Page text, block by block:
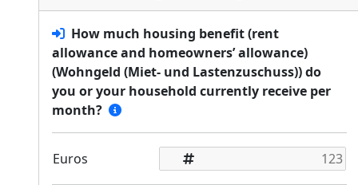
How much housing benefit (rent
allowance and homeowners’ allowance)
(Wohngeld (Miet- und Lastenzuschuss)) do
you or your household currently receive per
month?
Euros